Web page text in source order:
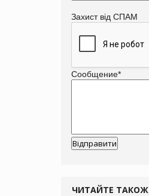
Захист від СПАМ
Сообщение*
ЧИТАЙТЕ ТАКОЖ